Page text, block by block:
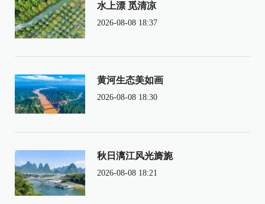
水上漂 觅清凉
2026-08-08 18:37
黄河生态美如画
2026-08-08 18:30
秋日漓江风光旖旎
2026-08-08 18:21